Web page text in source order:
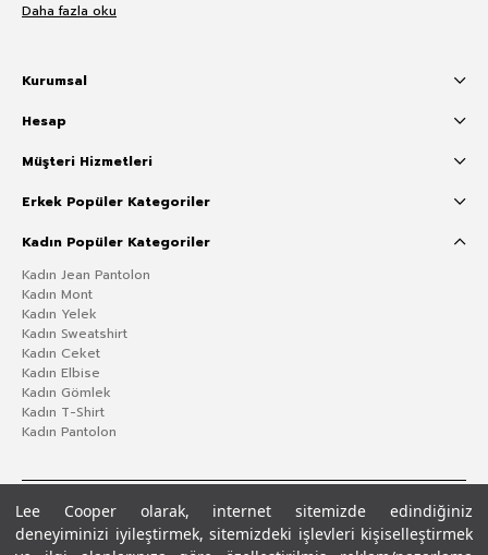
Lee Cooper olarak, internet sitemizde edindiğiniz
deneyiminizi iyileştirmek, sitemizdeki işlevleri kişiselleştirmek
Daha fazla oku
Kurumsal
Hesap
Müşteri Hizmetleri
Erkek Popüler Kategoriler
Kadın Popüler Kategoriler
Kadın Jean Pantolon
Kadın Mont
Kadın Yelek
Kadın Sweatshirt
Kadın Ceket
Kadın Elbise
Kadın Gömlek
Kadın T-Shirt
Kadın Pantolon